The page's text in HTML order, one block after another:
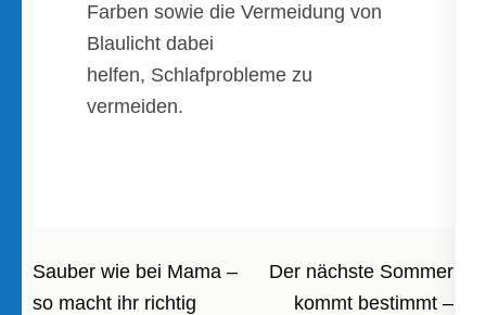
Farben sowie die Vermeidung von
Blaulicht dabei
helfen, Schlafprobleme zu
vermeiden.
Beitragsnavigation
Sauber wie bei Mama –
so macht ihr richtig
Der nächste Sommer
kommt bestimmt –